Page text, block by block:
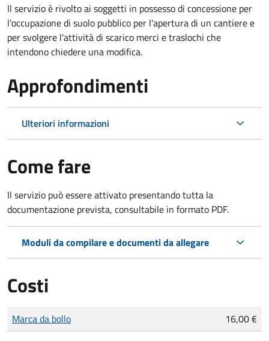
Il servizio è rivolto ai soggetti in possesso di concessione per
l'occupazione di suolo pubblico per l'apertura di un cantiere e
per svolgere l'attività di scarico merci e traslochi che
intendono chiedere una modifica.
Approfondimenti
Ulteriori informazioni
Come fare
Il servizio può essere attivato presentando tutta la
documentazione prevista, consultabile in formato PDF.
Moduli da compilare e documenti da allegare
Costi
Tipo di pagamento
Importo
Marca da bollo 16,00 €